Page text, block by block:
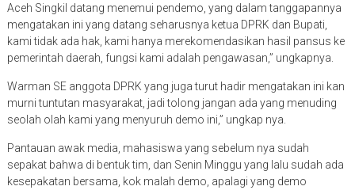
Aceh Singkil datang menemui pendemo, yang dalam tanggapannya
mengatakan ini yang datang seharusnya ketua DPRK dan Bupati,
kami tidak ada hak, kami hanya merekomendasikan hasil pansus ke
pemerintah daerah, fungsi kami adalah pengawasan,” ungkapnya.
Warman SE anggota DPRK yang juga turut hadir mengatakan ini kan
murni tuntutan masyarakat, jadi tolong jangan ada yang menuding
seolah olah kami yang menyuruh demo ini,” ungkap nya.
Pantauan awak media, mahasiswa yang sebelum nya sudah
sepakat bahwa di bentuk tim, dan Senin Minggu yang lalu sudah ada
kesepakatan bersama, kok malah demo, apalagi yang demo